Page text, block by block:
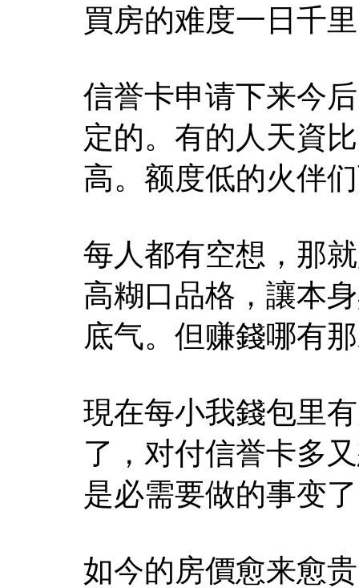
買房的难度一日千
信誉卡申请下来今
定的。有的人天資
高。额度低的火伴
每人都有空想，那
高糊口品格，讓本
底气。但赚錢哪有
現在每小我錢包里
了，对付信誉卡多
是必需要做的事变
如今的房價愈来愈